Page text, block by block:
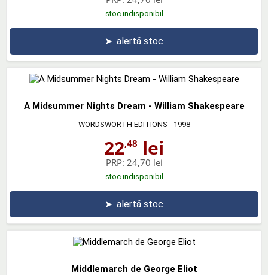
stoc indisponibil
➤ alertă stoc
A Midsummer Nights Dream - William Shakespeare
WORDSWORTH EDITIONS - 1998
22,48 lei
PRP: 24,70 lei
stoc indisponibil
➤ alertă stoc
Middlemarch de George Eliot